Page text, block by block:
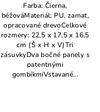
Farba: Čierna,
béžováMateriál: PU, zamat,
opracované drevoCelkové
rozmery: 22,5 x 17,5 x 16,5
cm (Š x H x V)Tri
zásuvkyDva bočné panely s
patentnými
gombíkmiVstavané...